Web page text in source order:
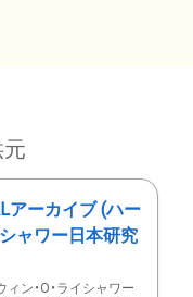
アーカイブ (ハー
ャワー日本研究
ン・O・ライシャワー